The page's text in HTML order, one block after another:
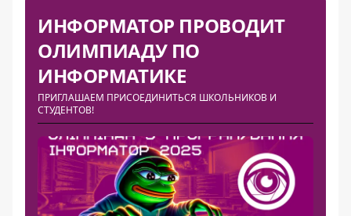
ИНФОРМАТОР ПРОВОДИТ
ОЛИМПИАДУ ПО
ИНФОРМАТИКЕ
ПРИГЛАШАЕМ ПРИСОЕДИНИТЬСЯ ШКОЛЬНИКОВ И
СТУДЕНТОВ!